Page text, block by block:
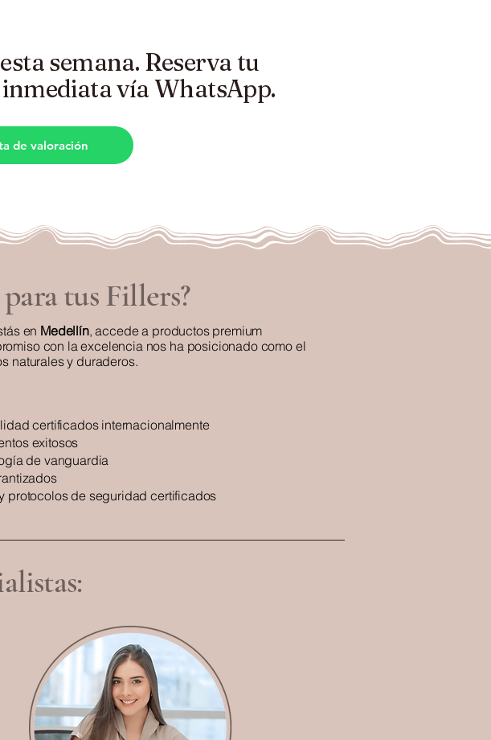
semana. Reserva tu
vía WhatsApp.
de valoración
tus Fillers?
en Medellín, accede a productos premium
con la excelencia nos ha posicionado como el
naturales y duraderos.
certificados internacionalmente
exitosos
de vanguardia
protocolos de seguridad certificados